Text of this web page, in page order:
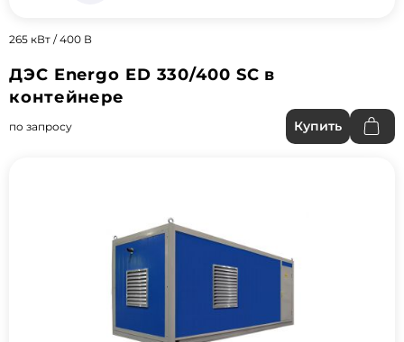
265 кВт / 400 В
ДЭС Energo ED 330/400 SC в
контейнере
по запросу Купить